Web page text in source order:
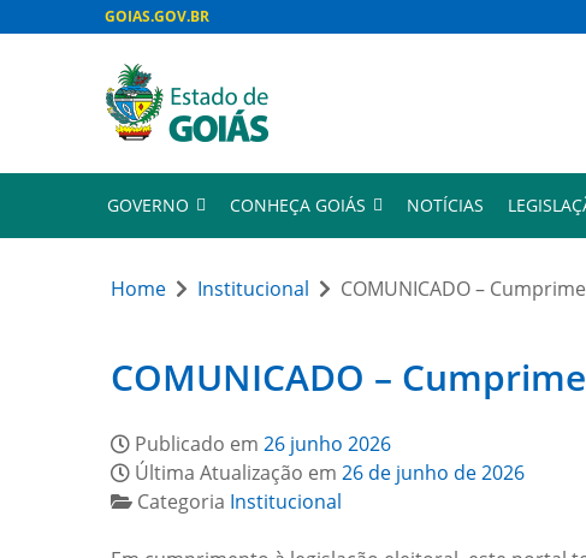
GOIAS.GOV.BR
GOVERNO CONHEÇA GOIÁS NOTÍCIAS
Home Institucional COMUNICADO –
COMUNICADO –
Publicado em 26 junho 2026
Última Atualização em 26 de junho de 2026
Categoria Institucional